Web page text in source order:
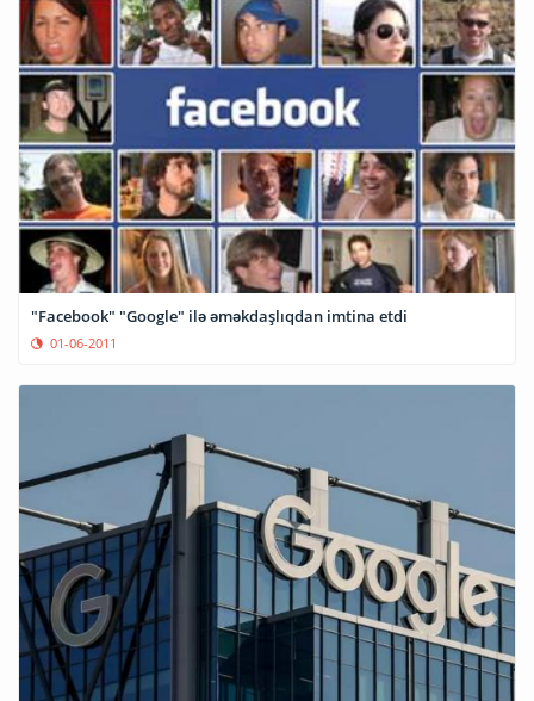
"Facebook" "Google" ilə əməkdaşlıqdan imtina etdi
01-06-2011